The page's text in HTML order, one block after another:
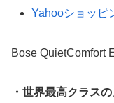
Yahooショッピ
Bose QuietComfort
・世界最高クラス